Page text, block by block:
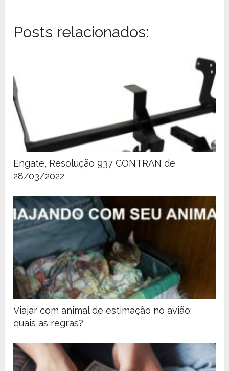
Posts relacionados:
Engate, Resolução 937 CONTRAN de
28/03/2022
Viajar com animal de estimação no avião:
quais as regras?